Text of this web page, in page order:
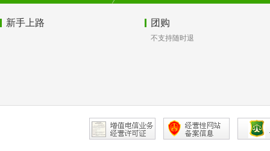
新手上路 团购
不支持随时退